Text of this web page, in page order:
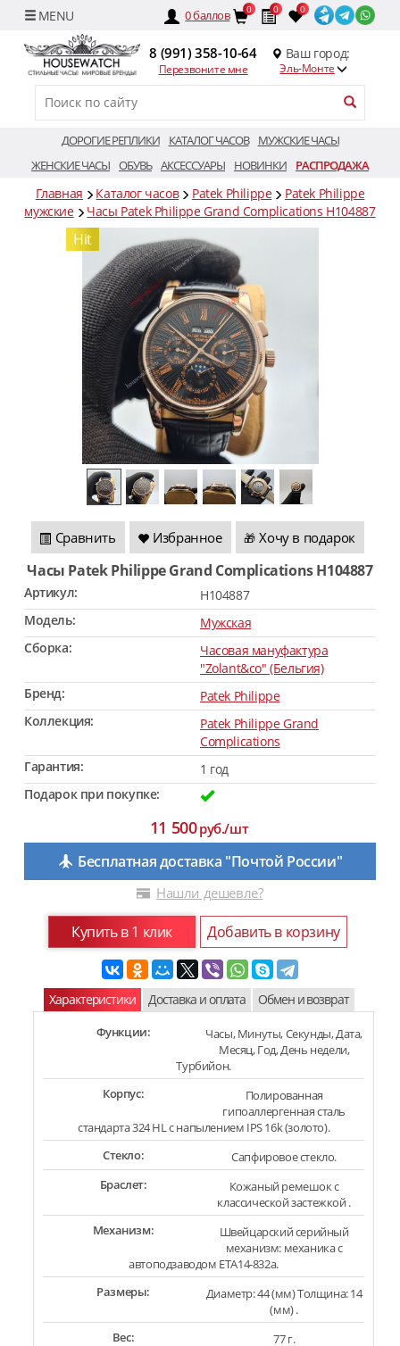
0баллов 0 0 0
8 (991) 358-10-64
Перезвоните мне
Ваш город:
Эль-Монте
ДОРОГИЕ РЕПЛИКИ КАТАЛОГ ЧАСОВ
МУЖСКИЕ ЧАСЫ
ЖЕНСКИЕ ЧАСЫ ОБУВЬ АКСЕССУАРЫ НОВИНКИ РАСПРОДАЖА
Главная Каталог часов Patek Philippe
Patek Philippe
мужские
Часы Patek Philippe Grand Complications H104887
Hit
Сравнить Избранное 🎁 Хочу в подарок
Часы Patek Philippe Grand Complications H104887
Артикул:
H104887
Модель:
Мужская
Сборка:
Часовая мануфактура
"Zolant&co" (Бельгия)
Бренд:
Patek Philippe
Коллекция:
Patek Philippe Grand
Complications
Гарантия:
1 год
Подарок при покупке:
11 500руб./шт
Бесплатная доставка "Почтой России"
Нашли дешевле?
Купить в 1 клик Добавить в корзину
Характеристики Доставка и оплата Обмен и возврат
Функции:
Часы, Минуты, Секунды, Дата,
Месяц, Год, День недели,
Турбийон.
Корпус:
Полированная
гипоаллергенная сталь
стандарта 324 HL с напылением IPS 16k (золото).
Стекло:
Сапфировое стекло.
Браслет:
Кожаный ремешок с
классической застежкой .
Механизм:
Швейцарский серийный
механизм: механика с
автоподзаводом ETA14-832a.
Размеры:
Диаметр: 44 (мм) Толщина: 14
(мм) .
Вес:
77 г.